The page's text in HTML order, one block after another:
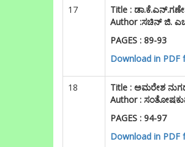
17 Title :
Author :ಸಚಿನ್ ಜಿ.
PAGES : 89-93
Download in PDF
18 Title : ಅಮರೇಶ
Author :
PAGES : 94-97
Download in PDF